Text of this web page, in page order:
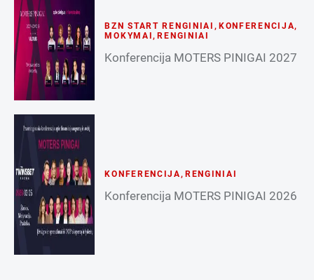
BZN START RENGINIAI , KONFERENCIJA,
MOKYMAI ,RENGINIAI
Konferencija MOTERS PINIGAI 2027
KONFERENCIJA, RENGINIAI
Konferencija MOTERS PINIGAI 2026